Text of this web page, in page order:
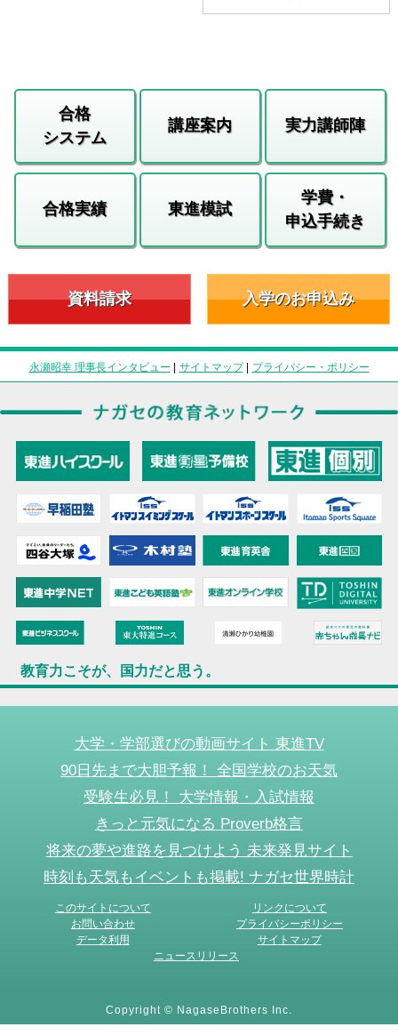
合格
システム
講座案内 実力講師陣
合格実績 東進模試
学費・
申込手続き
資料請求 入学のお申込み
永瀬昭幸 理事長インタビュー | サイトマップ| プライバシー・ポリシー
教育力こそが、国力だと思う。
大学・学部選びの動画サイト 東進TV
90日先まで大胆予報！ 全国学校のお天気
受験生必見！ 大学情報・入試情報
きっと元気になる Proverb格言
将来の夢や進路を見つけよう 未来発見サイト
時刻も天気もイベントも掲載! ナガセ世界時計
このサイトについて
リンクについて
お問い合わせ
プライバシーポリシー
データ利用
サイトマップ
ニュースリリース
Copyright © NagaseBrothers Inc.